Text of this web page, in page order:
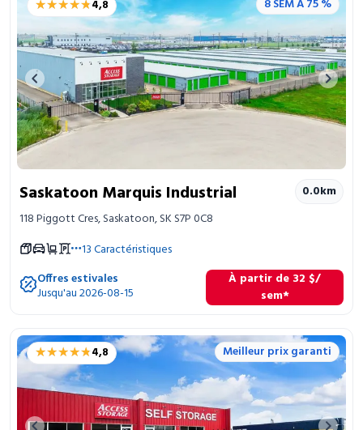
Entreposage mobile
Fournitures d’emballage
Mon compte / Payer
English
★★★★★
★★★★★4,8 8 SEM À 75 %
Previous image Next
Saskatoon Marquis Industrial 0.0km
118 Piggott Cres, Saskatoon, SK S7P 0C8
13Caractéristiques
Offres estivales
Jusqu'au 2026-08-15
À partir de 32 $/
sem*
★★★★★
★★★★★4,8 Meilleur prix garanti
Previous image Next